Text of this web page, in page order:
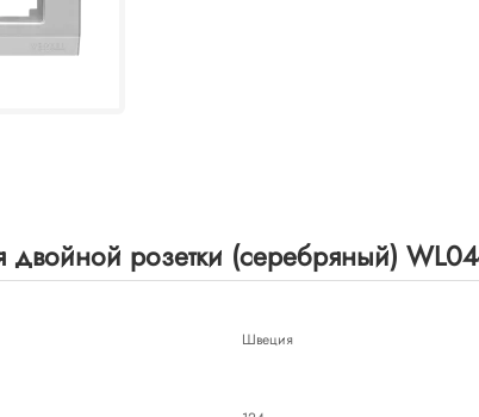
розетки (серебряный)
Швеция